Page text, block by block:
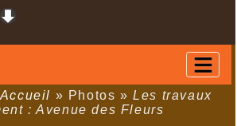
Accueil » Photos »Les travaux
: Avenue des Fleurs